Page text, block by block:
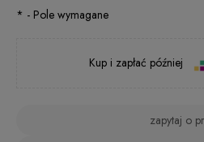
L
* - Pole wymagane
Kup i zapłać później
zapytaj o